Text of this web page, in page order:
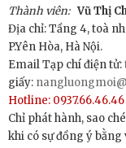
Thành viên: Vũ Thị
Địa chỉ: Tầng 4, toà
P.Yên Hòa, Hà Nội.
Email Tạp chí điện tử:
giấy:
Hotline: 0937.66.46.46
Chỉ phát hành, sao
khi có sự đồng ý bằng